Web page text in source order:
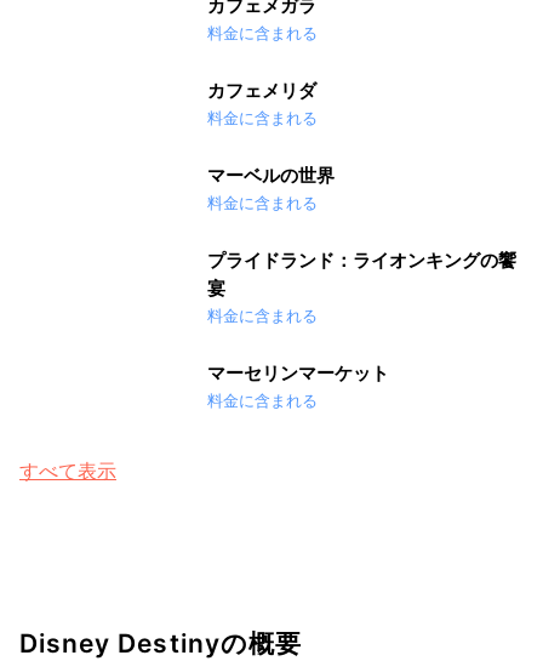
カフェメガラ
料金に含まれる
カフェメリダ
料金に含まれる
マーベルの世界
料金に含まれる
プライドランド：ライオンキングの饗
宴
料金に含まれる
マーセリンマーケット
料金に含まれる
すべて表示
Disney Destinyの概要